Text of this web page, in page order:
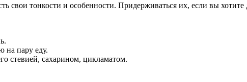
тонкости и особенности. Придерживаться их, если вы хотите
на пару еду.
стевией, сахарином, цикламатом.